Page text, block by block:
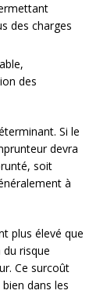
des charges
des
Si le
devra
soit
à
plus élevé que
du risque
Ce surcoût
dans les